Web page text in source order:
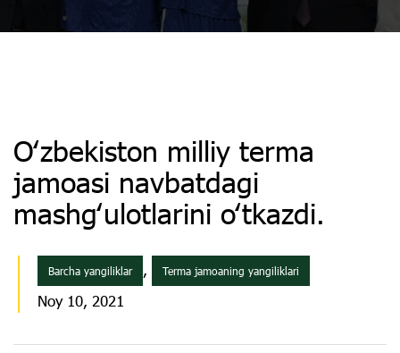
Oʻzbekiston milliy terma
jamoasi navbatdagi
mashgʻulotlarini oʻtkazdi.
Barcha yangiliklar , Terma jamoaning yangiliklari
Noy 10, 2021